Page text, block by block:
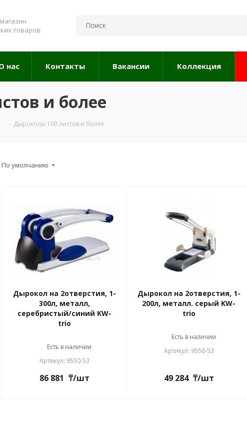
товаров
нас Контакты Вакансии Коллекция
и более
- Дыроколы 100 листов и более
По умолчанию
Дырокол на 2отверстия, 1-
300л, металл,
серебристый/синий KW-
trio
Есть в наличии
Артикул: 9550-53
86 881 ₸/шт
Дырокол на 2отверстия, 1-
200л, металл. серый KW-
trio
Есть в наличии
Артикул: 9556-53
49 284 ₸/шт